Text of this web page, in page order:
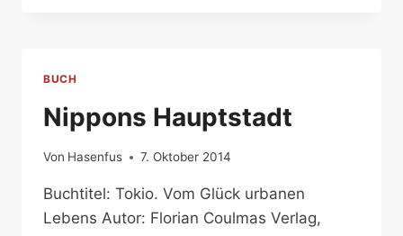
BUCH
Nippons Hauptstadt
Von Hasenfus 7. Oktober 2014
Buchtitel: Tokio. Vom Glück urbanen
Lebens Autor: Florian Coulmas Verlag,